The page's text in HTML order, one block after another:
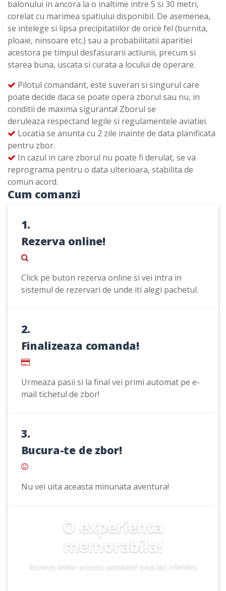
balonului in ancora la o inaltime intre 5 si 30 metri,
corelat cu marimea spatiului disponibil. De asemenea,
se intelege si lipsa precipitatiilor de orice fel (burnita,
ploaie, ninsoare etc.) sau a probabilitatii aparitiei
acestora pe timpul desfasurarii actiunii, precum si
starea buna, uscata si curata a locului de operare.
Pilotul comandant, este suveran si singurul care
poate decide daca se poate opera zborul sau nu, in
conditii de maxima siguranta! Zborul se
deruleaza respectand legile si regulamentele aviatiei.
Locatia se anunta cu 2 zile inainte de data planificata
pentru zbor.
In cazul in care zborul nu poate fi derulat, se va
reprograma pentru o data ulterioara, stabilita de
comun acord.
Cum comanzi
1.
Rezerva online!
Click pe buton rezerva online si vei intra in
sistemul de rezervari de unde iti alegi pachetul.
2.
Finalizeaza comanda!
Urmeaza pasii si la final vei primi automat pe e-
mail tichetul de zbor!
3.
Bucura-te de zbor!
Nu vei uita aceasta minunata aventura!
O experienta
memorabila!
Rezerva online aceasta activitate! (vezi aici ofertele)